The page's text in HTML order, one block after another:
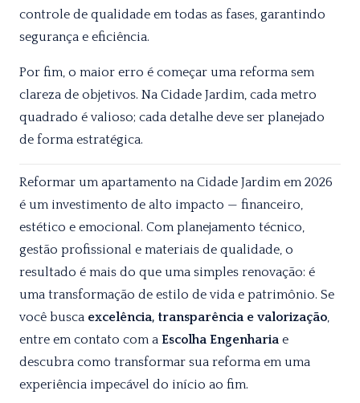
controle de qualidade em todas as fases, garantindo
segurança e eficiência.
Por fim, o maior erro é começar uma reforma sem
clareza de objetivos. Na Cidade Jardim, cada metro
quadrado é valioso; cada detalhe deve ser planejado
de forma estratégica.
Reformar um apartamento na Cidade Jardim em 2026
é um investimento de alto impacto — financeiro,
estético e emocional. Com planejamento técnico,
gestão profissional e materiais de qualidade, o
resultado é mais do que uma simples renovação: é
uma transformação de estilo de vida e patrimônio. Se
você busca excelência, transparência e valorização,
entre em contato com a Escolha Engenharia e
descubra como transformar sua reforma em uma
experiência impecável do início ao fim.